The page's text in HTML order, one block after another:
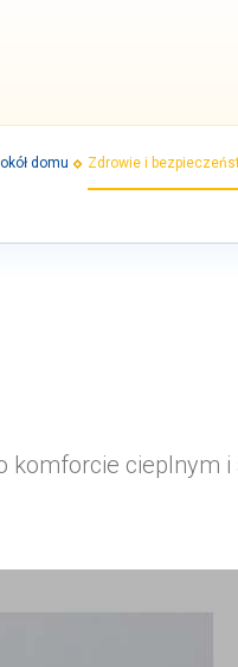
domu Zdrowie i
komforcie cieplnym